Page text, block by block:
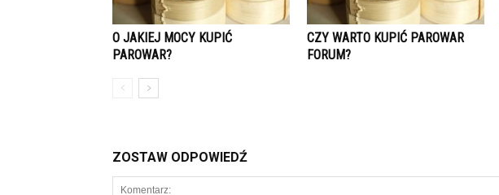
O JAKIEJ MOCY KUPIĆ
PAROWAR?
CZY WARTO KUPIĆ PAROWAR
FORUM?
ZOSTAW ODPOWIEDŹ